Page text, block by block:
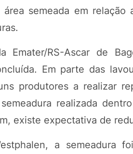
semeada em
Emater/RS-Ascar de
Em parte das
produtores a realizar
realizada
existe expectativa de
a semeadura